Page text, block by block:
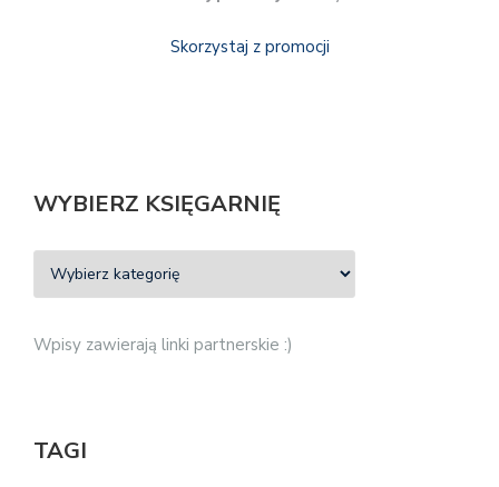
Skorzystaj z promocji
WYBIERZ KSIĘGARNIĘ
Wpisy zawierają linki partnerskie :)
TAGI